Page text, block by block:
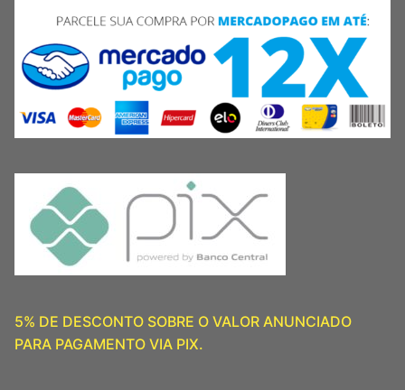
5% DE DESCONTO SOBRE O VALOR ANUNCIADO
PARA PAGAMENTO VIA PIX.